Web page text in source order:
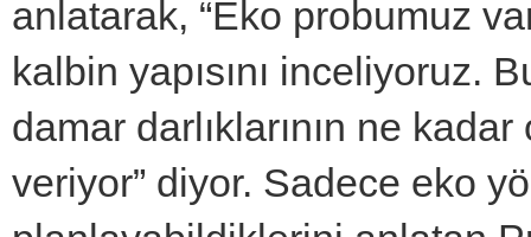
anlatarak, “Eko probumuz
kalbin yapısını inceliyoruz.
damar darlıklarının ne
veriyor” diyor. Sadece eko